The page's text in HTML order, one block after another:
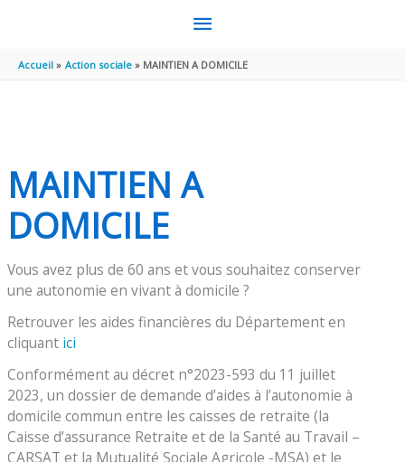
MENU
PRINCIPAL
Accueil Action sociale MAINTIEN A DOMICILE
MAINTIEN A
DOMICILE
Vous avez plus de 60 ans et vous souhaitez conserver
une autonomie en vivant à domicile ?
Retrouver les aides financières du Département en
cliquant ici
Conformément au décret n°2023-593 du 11 juillet
2023, un dossier de demande d’aides à l’autonomie à
domicile commun entre les caisses de retraite (la
Caisse d’assurance Retraite et de la Santé au Travail –
CARSAT et la Mutualité Sociale Agricole -MSA) et le